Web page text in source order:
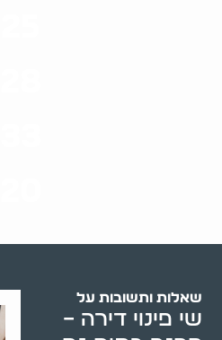
שאלות ותשובות על
שי פינוי דירה –